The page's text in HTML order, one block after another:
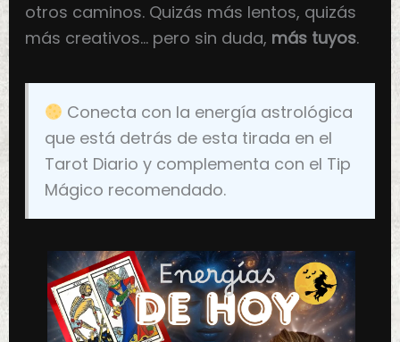
otros caminos. Quizás más lentos, quizás
más creativos… pero sin duda, más tuyos.
Conecta con la energía astrológica
que está detrás de esta tirada en el
Tarot Diario y complementa con el Tip
Mágico recomendado.